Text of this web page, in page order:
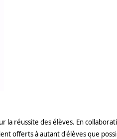
réussite des élèves. En
offerts à autant d'élèves que